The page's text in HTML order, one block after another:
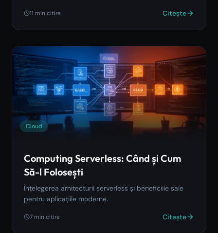
11 min citire Citește
Cloud
Computing Serverless: Când și Cum
Să-l Folosești
Înțelegerea arhitecturii serverless și beneficiile sale
pentru aplicațiile moderne.
7 min citire Citește